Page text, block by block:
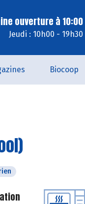
ouverture à 10:00
Jeudi : 10h00 - 19h30
Biocoop